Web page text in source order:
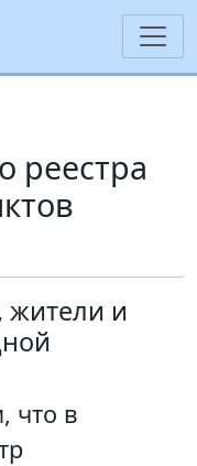
реестра
и
что в